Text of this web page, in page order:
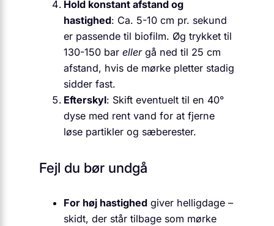
Hold konstant afstand og
hastighed: Ca. 5-10 cm pr. sekund
er passende til biofilm. Øg trykket til
130-150 bar ellergå ned til 25 cm
afstand, hvis de mørke pletter stadig
sidder fast.
Efterskyl: Skift eventuelt til en 40°
dyse med rent vand for at fjerne
løse partikler og sæberester.
Fejl du bør undgå
For høj hastighed giver helligdage –
skidt, der står tilbage som mørke